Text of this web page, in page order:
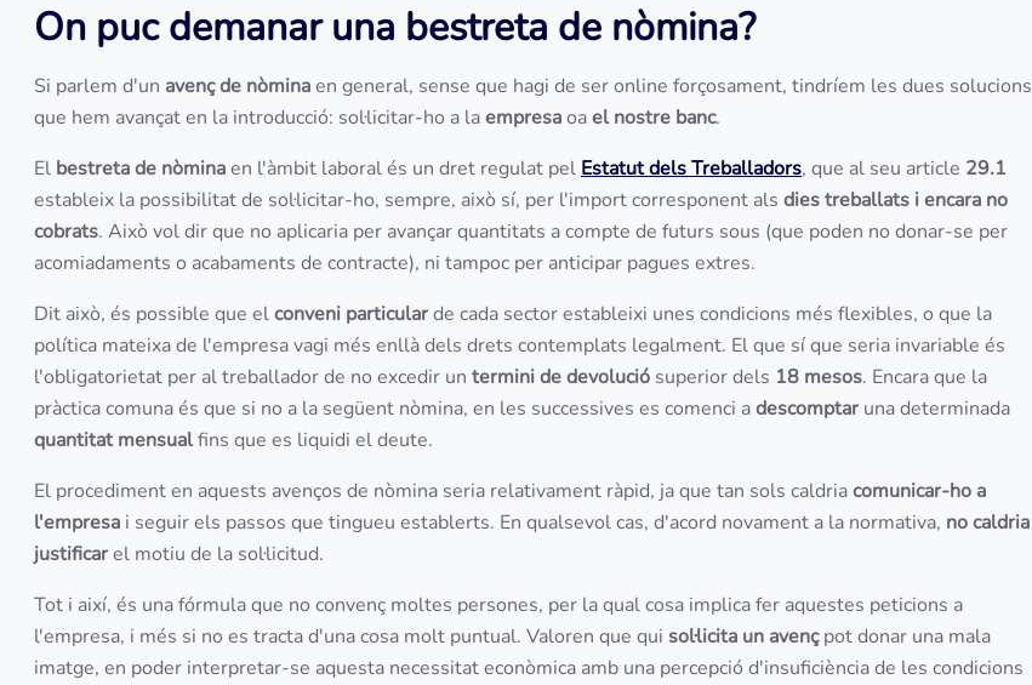
On puc demanar una bestreta de nòmina?
Si parlem d'un avenç de nòminaen general, sense que hagi de ser online forçosament, tindríem les dues solucions
que hem avançat en la introducció: sol·licitar-ho a laempresaoael nostre banc.
El bestreta de nòminaen l'àmbit laboral és un dret regulat pel Estatut dels Treballadors, que al seu article 29.1
estableix la possibilitat de sol·licitar-ho, sempre, això sí, per l'import corresponent als dies treballats i encara no
cobrats. Això vol dir que no aplicaria per avançar quantitats a compte de futurs sous (que poden no donar-se per
acomiadaments o acabaments de contracte), ni tampoc per anticipar pagues extres.
Dit això, és possible que elconveni particularde cada sector estableixi unes condicions més flexibles, o que la
política mateixa de l'empresa vagi més enllà dels drets contemplats legalment. El que sí que seria invariable és
l'obligatorietat per al treballador de no excedir un termini de devolució superior dels 18 mesos. Encara que la
pràctica comuna és que si no a la següent nòmina, en les successives es comenci adescomptaruna determinada
quantitat mensualfins que es liquidi el deute.
El procediment en aquests avenços de nòmina seria relativament ràpid, ja que tan sols caldriacomunicar-ho a
l'empresa i seguir els passos que tingueu establerts. En qualsevol cas, d'acord novament a la normativa, no caldria
justificarel motiu de la sol·licitud.
Tot i així, és una fórmula que no convenç moltes persones, per la qual cosa implica fer aquestes peticions a
l'empresa, i més si no es tracta d'una cosa molt puntual. Valoren que qui sol·licita un avençpot donar una mala
imatge, en poder interpretar-se aquesta necessitat econòmica amb una percepció d'insuficiència de les condicions